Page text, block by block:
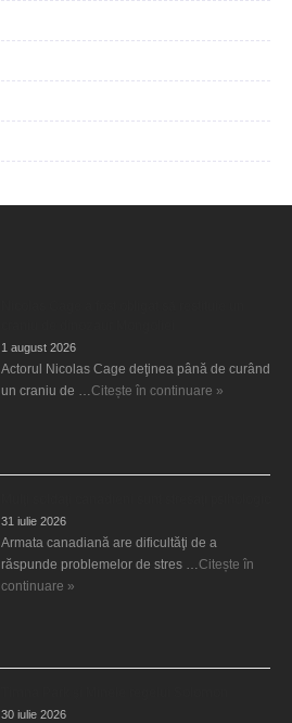
1 august 2026
Actorul Nicolas Cage deţinea până de curând
un craniu de …Citește în continuare »
31 iulie 2026
Armata canadiană are dificultăţi de a
răspunde problemelor de stres …Citește în
continuare »
30 iulie 2026